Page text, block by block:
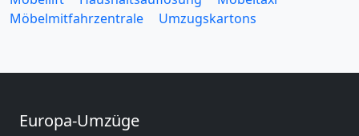
Möbelmitfahrzentrale
Umzugskartons
Europa-Umzüge